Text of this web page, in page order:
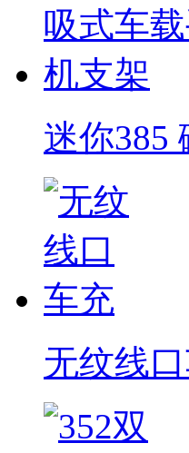
迷你385
无纹线